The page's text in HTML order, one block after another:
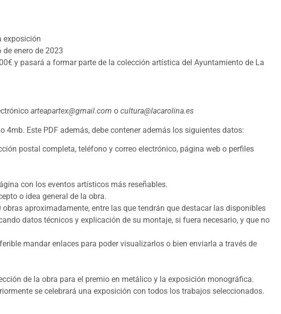
exposición
enero de 2023
y pasará a formar parte de la colección artística del Ayuntamiento de La
arteapartex@gmail.com o cultura@lacarolina.es
4mb. Este PDF además, debe contener además los siguientes datos:
postal completa, teléfono y correo electrónico, página web o perfiles
con los eventos artísticos más reseñables.
o idea general de la obra.
aproximadamente, entre las que tendrán que destacar las disponibles
datos técnicos y explicación de su montaje, si fuera necesario, y que no
mandar enlaces para poder visualizarlos o bien enviarla a través de
de la obra para el premio en metálico y la exposición monográfica.
se celebrará una exposición con todos los trabajos seleccionados.